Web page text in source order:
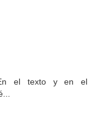
el texto y en el